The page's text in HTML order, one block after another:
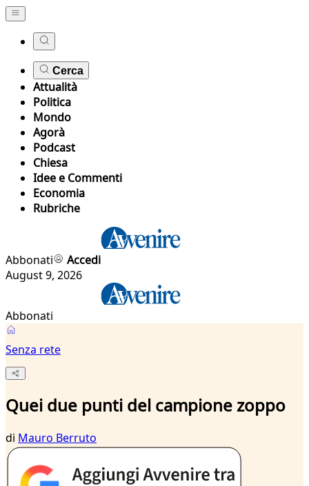
Cerca
Attualità
Politica
Mondo
Agorà
Podcast
Chiesa
Idee e Commenti
Economia
Rubriche
Abbonati
Accedi
August 9, 2026
Abbonati
Senza rete
Quei due punti del campione zoppo
di Mauro Berruto